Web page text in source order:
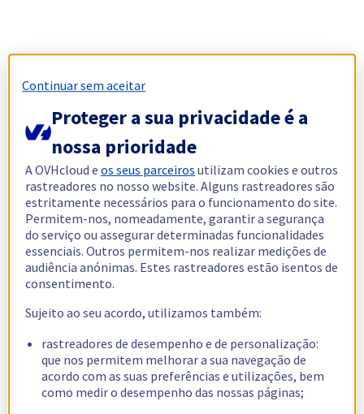
Continuar sem aceitar
Proteger a sua privacidade é a
nossa prioridade
A OVHcloud eos seus parceiros utilizam cookies e outros
rastreadores no nosso website. Alguns rastreadores são
estritamente necessários para o funcionamento do site.
Permitem-nos, nomeadamente, garantir a segurança
do serviço ou assegurar determinadas funcionalidades
essenciais. Outros permitem-nos realizar medições de
audiência anónimas. Estes rastreadores estão isentos de
consentimento.
Sujeito ao seu acordo, utilizamos também:
rastreadores de desempenho e de personalização:
que nos permitem melhorar a sua navegação de
acordo com as suas preferências e utilizações, bem
como medir o desempenho das nossas páginas;